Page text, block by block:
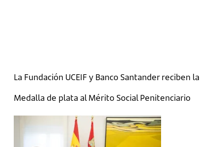
La Fundación UCEIF y Banco Santander reciben la
Medalla de plata al Mérito Social Penitenciario